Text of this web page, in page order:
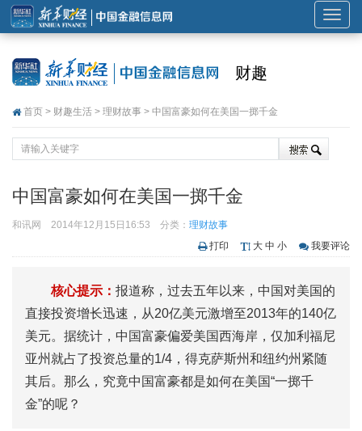
展
开
财趣
首页 > 财趣生活 > 理财故事 > 中国富豪如何在美国一掷千金
中国富豪如何在美国一掷千金
和讯网 2014年12月15日16:53 分类： 理财故事
打印
大 中 小 我要评论
核心提示： 报道称，过去五年以来，中国对美国的
直接投资增长迅速，从20亿美元激增至2013年的140亿
美元。据统计，中国富豪偏爱美国西海岸，仅加利福尼
亚州就占了投资总量的1/4，得克萨斯州和纽约州紧随
其后。那么，究竟中国富豪都是如何在美国“一掷千
金”的呢？